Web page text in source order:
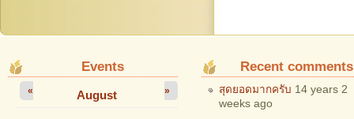
Events
August
« »
Recent comments
สุดยอดมากครับ 14 years 2
weeks ago